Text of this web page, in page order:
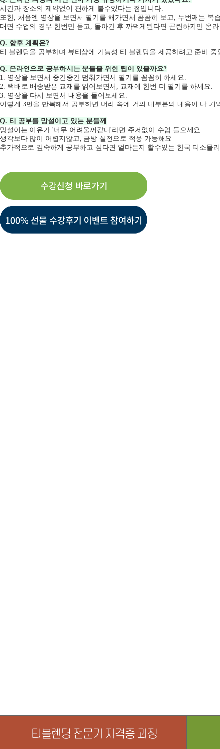
시간과 장소의 제약없이 편하게 볼수있다는 점입니다.
또한, 처음엔 영상을 보면서 필기를 해가면서 꼼꼼히 보고, 두번째는 복
대면 수업의 경우 한번만 듣고, 돌아간 후 까먹게된다면 곤란하지만 온
Q. 향후 계획은?
티 블렌딩을 공부하며 뷰티샵에 기능성 티 블렌딩을 제공하려고 준비 중
Q. 온라인으로 공부하시는 분들을 위한 팁이 있을까요?
1. 영상을 보면서 중간중간 멈춰가면서 필기를 꼼꼼히 하세요.
2. 택배로 배송받은 교재를 읽어보면서, 교재에 한번 더 필기를 하세요.
3. 영상을 다시 보면서 내용을 들어보세요.
이렇게 3번을 반복해서 공부하면 머리 속에 거의 대부분의 내용이 다 기
Q. 티 공부를 망설이고 있는 분들께
망설이는 이유가 '너무 어려울꺼같다'라면 주저없이 수업 들으세요
생각보다 많이 어렵지않고, 금방 실전으로 적용 가능해요
추가적으로 깊숙하게 공부하고 싶다면 얼마든지 할수있는 한국 티소믈